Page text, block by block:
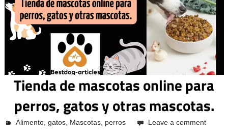
Tienda de mascotas online para
perros, gatos y otras mascotas.
octubre 12, 2023
Pcvkk
Alimento, gatos, Mascotas, perros Leave a comment